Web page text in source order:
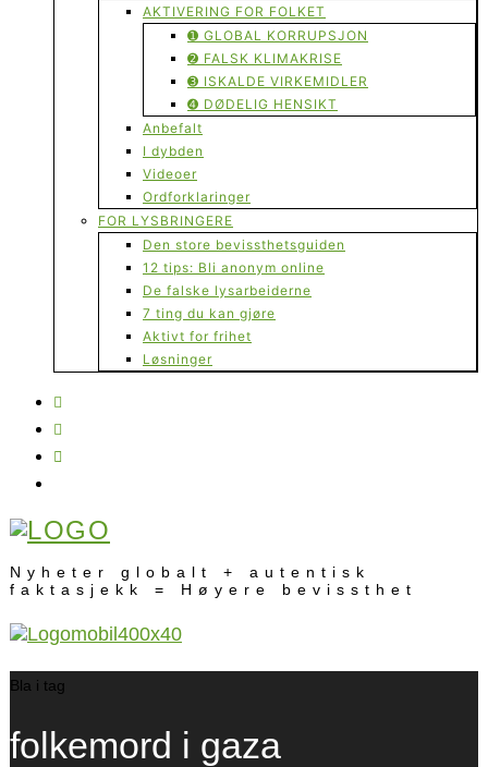
AKTIVERING FOR FOLKET
➊ GLOBAL KORRUPSJON
➋ FALSK KLIMAKRISE
➌ ISKALDE VIRKEMIDLER
➍ DØDELIG HENSIKT
Anbefalt
I dybden
Videoer
Ordforklaringer
FOR LYSBRINGERE
Den store bevissthetsguiden
12 tips: Bli anonym online
De falske lysarbeiderne
7 ting du kan gjøre
Aktivt for frihet
Løsninger
Nyheter globalt + autentisk
faktasjekk = Høyere bevissthet
Bla i tag
folkemord i gaza